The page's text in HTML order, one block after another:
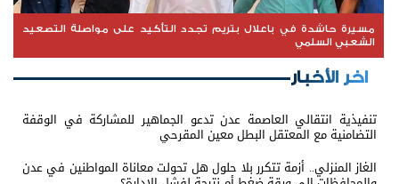
مسيرة حاشدة في باعلال بتريم تجدد التأكيد على مواصلة التصعيد
الشعبي السلمي
اخر الأخبار
تنفيذية انتقالي العاصمة عدن تدعو الجماهير للمشاركة في الوقفة
التضامنية مع المعتقل البطل معين المقرحي
الغاز المنزلي.. أزمة تتكرر بلا حلول هل تحولت معاناة المواطنين في عدن